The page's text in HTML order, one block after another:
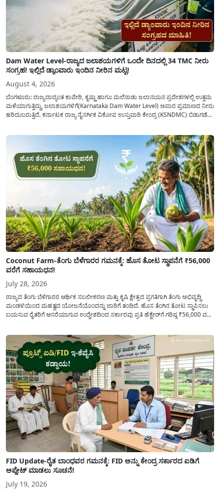
Dam Water Level-ರಾಜ್ಯದ ಜಲಾಶಯಗಳಿಗೆ ಒಂದೇ ದಿನದಲ್ಲಿ 34 TMC ನೀರು
ಸಂಗ್ರಹ! ಇಲ್ಲಿದೆ ಡ್ಯಾಂವಾರು ಇಂದಿನ ನೀರಿನ ಮಟ್ಟ!
August 4, 2026
ಬೆಂಗಳೂರು: ರಾಜ್ಯದಾದ್ಯಂತ ಕಾವೇರಿ, ಕೃಷ್ಣಾ ಹಾಗೂ ಮಲೆನಾಡು ಜಲಾನಯನ ಪ್ರದೇಶಗಳಲ್ಲಿ ಉತ್ತಮ
ಮಳೆಯಾಗುತ್ತಿದ್ದು, ಜಲಾಶಯಗಳಿಗೆ(Karnataka Dam Water Level) ಅಪಾರ ಪ್ರಮಾಣದ ನೀರು
ಹರಿದುಬರುತ್ತಿದೆ. ಕರ್ನಾಟಕ ರಾಜ್ಯ ನೈಸರ್ಗಿಕ ವಿಕೋಪ ಉಸ್ತುವಾರಿ ಕೇಂದ್ರ (KSNDMC) ಬಿಡುಗಡೆ
Coconut Farm-ತೆಂಗು ಬೆಳೆಗಾರರ ಗಮನಕ್ಕೆ: ಹೊಸ ತೋಟ ಸ್ಥಾಪನೆಗೆ ₹56,000
ವರೆಗೆ ಸಹಾಯಧನ!
July 28, 2026
ರಾಜ್ಯದ ತೆಂಗು ಬೆಳೆಗಾರರ ಆರ್ಥಿಕ ಸಬಲೀಕರಣ ಮತ್ತು ಕೃಷಿ ಕ್ಷೇತ್ರದ ಪ್ರಗತಿಗಾಗಿ ತೆಂಗು ಅಭಿವೃದ್ದಿ
ಮಂಡಳಿಯಿಂದ ಮಹತ್ವದ ಯೋಜನೆಯೊಂದನ್ನು ಜಾರಿಗೆ ತಂದಿದೆ. ಹೊಸ ತೆಂಗಿನ ತೋಟ ಸ್ಥಾಪಿಸಲು
ಬಯಸುವ ರೈತರಿಗೆ ಆಸರೆಯಾಗುವ ಉದ್ದೇಶದಿಂದ ಸರ್ಕಾರವು ಪ್ರತಿ ಹೆಕ್ಟೇರ್‌ಗೆ ಗರಿಷ್ಠ ₹56,000 ವರೆಗೆ
FID Update-ರೈತ ಬಾಂಧವರ ಗಮನಕ್ಕೆ: FID ಅನ್ನು ಕೇಂದ್ರ ಸರ್ಕಾರದ ಐಡಿಗೆ
ಅಪ್ಡೇಟ್ ಮಾಡಲು ಸೂಚನೆ!
July 19, 2026